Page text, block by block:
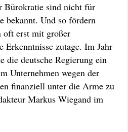
Bürokratie sind nicht für
bekannt. Und so fördern
oft erst mit großer
Erkenntnisse zutage. Im Jahr
die deutsche Regierung ein
Unternehmen wegen der
finanziell unter die Arme zu
Markus Wiegand im